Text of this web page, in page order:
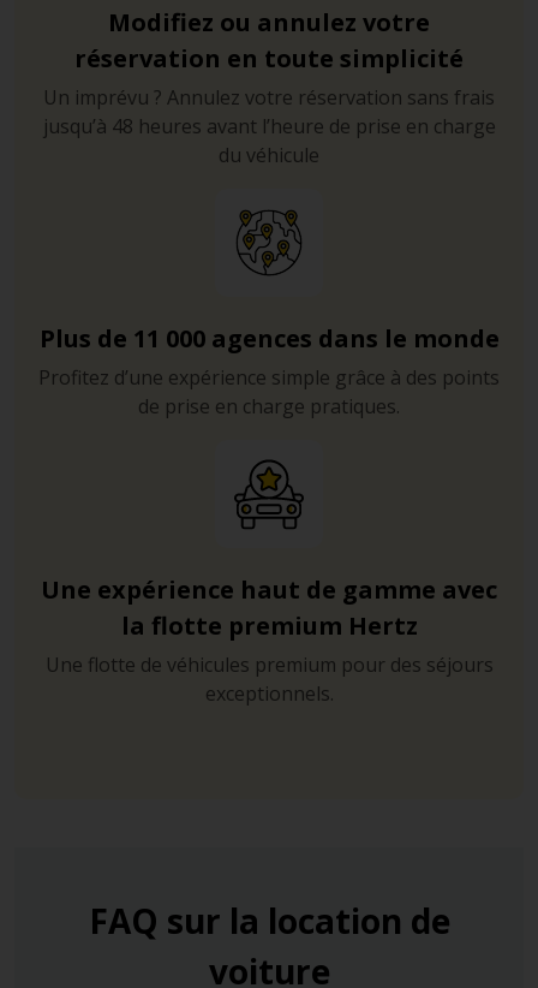
Modifiez ou annulez votre
réservation en toute simplicité
Un imprévu ? Annulez votre réservation sans frais
jusqu’à 48 heures avant l’heure de prise en charge
du véhicule
Plus de 11 000 agences dans le monde
Profitez d’une expérience simple grâce à des points
de prise en charge pratiques.
Une expérience haut de gamme avec
la flotte premium Hertz
Une flotte de véhicules premium pour des séjours
exceptionnels.
FAQ sur la location de
voiture